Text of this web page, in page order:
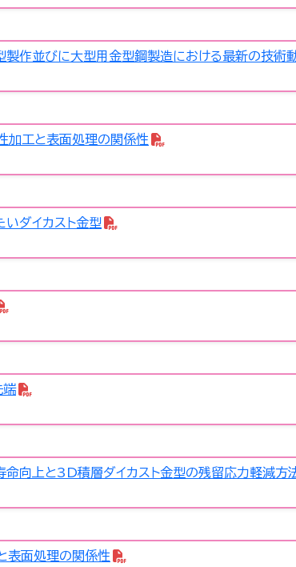
製作並びに大型用金型鋼製造における最新の技術
加工と表面処理の関係性
いダイカスト金型
端
向上と3D積層ダイカスト金型の残留応力軽減方
表面処理の関係性